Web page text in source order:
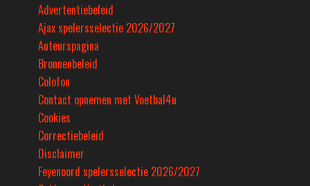
Advertentiebeleid
Ajax spelersselectie 2026/2027
Auteurspagina
Bronnenbeleid
Colofon
Contact opnemen met Voetbal4u
Cookies
Correctiebeleid
Disclaimer
Feyenoord spelersselectie 2026/2027